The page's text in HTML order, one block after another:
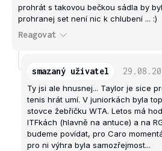
prohrát s takovou bečkou sádla by
prohranej set není nic k chlubení ... :)
Reagovat
smazaný uživatel
Ty jsi ale hnusnej... Taylor je sice
tenis hrát umí. V juniorkách byla
stovce žebříčku WTA. Letos má
ITFkách (hlavně na antuce) a na
budeme povídat, pro Caro
pro ni výhra byla samozřejmost...